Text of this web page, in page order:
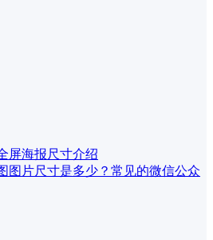
屏海报尺寸介绍
图片尺寸是多少？常见的微信公众